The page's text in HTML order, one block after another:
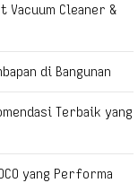
Vacuum Cleaner &
di Bangunan
Terbaik yang
yang Performa